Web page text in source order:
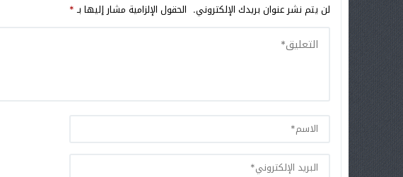
لن يتم نشر عنوان بريدك الإلكتروني. الحقول الإلزامية مشار إليها بـ*